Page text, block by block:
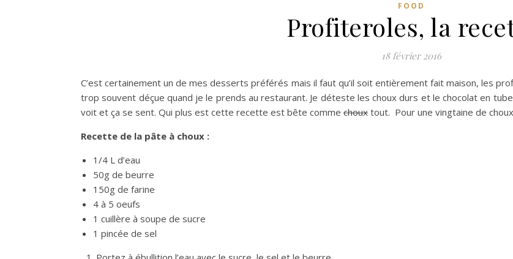
FOOD
Profiteroles, la
18 février 2016
C’est certainement un de mes desserts préférés mais il faut qu’il soit entièrement fait maison, les
trop souvent déçue quand je le prends au restaurant. Je déteste les choux durs et le chocolat en
voit et ça se sent. Qui plus est cette recette est bête comme choux tout. Pour une vingtaine de
Recette de la pâte à choux :
1/4 L d’eau
50g de beurre
150g de farine
4 à 5 oeufs
1 cuillère à soupe de sucre
1 pincée de sel